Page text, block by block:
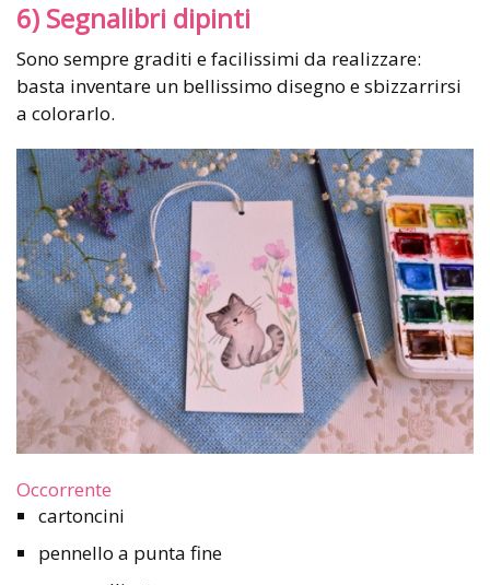
6) Segnalibri dipinti
Sono sempre graditi e facilissimi da realizzare:
basta inventare un bellissimo disegno e sbizzarrirsi
a colorarlo.
Occorrente
cartoncini
pennello a punta fine